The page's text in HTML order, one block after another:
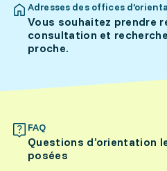
Adresses des offices
Vous souhaitez prendre
consultation et
proche.
FAQ
Questions d’orientation
posées